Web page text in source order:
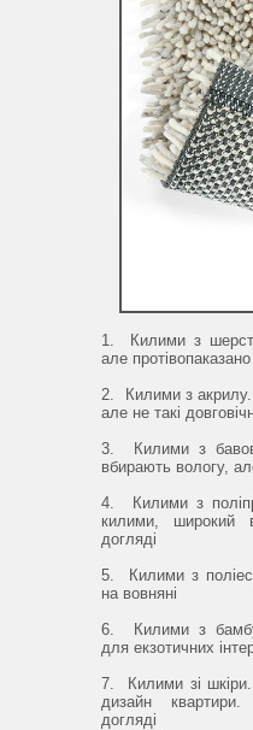
1. Килими з
але
2.
Килими з акрилу.
але не такі
3.
Килими з
вбирають вологу,
4.
Килими з
килими, широкий
догляді
5.
Килими з
на вовняні
6.
Килими з
для екзотичних
7.
Килими зі шкіри.
дизайн квартири.
догляді